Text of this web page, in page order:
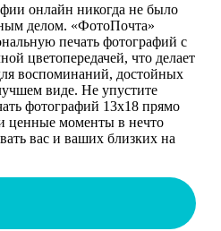
онлайн никогда не было
делом. «ФотоПочта»
печать фотографий с
цветопередачей, что делает
воспоминаний, достойных
виде. Не упустите
фотографий 13х18 прямо
ценные моменты в нечто
вас и ваших близких на